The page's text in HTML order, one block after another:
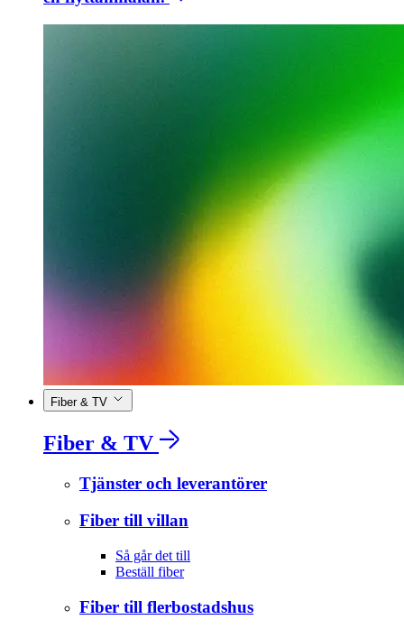
Fiber & TV
Fiber & TV
Tjänster och leverantörer
Fiber till villan
Så går det till
Beställ fiber
Fiber till flerbostadshus